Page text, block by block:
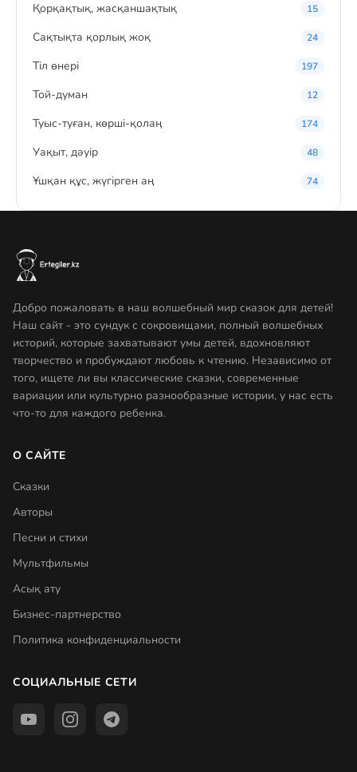
Қорқақтық, жасқаншақтық 15
Сақтықта қорлық жоқ 24
Тіл өнері 197
Той-думан 12
Туыс-туған, көрші-қолаң 174
Уақыт, дәуір 48
Ұшқан құс, жүгірген аң 74
Добро пожаловать в наш волшебный мир сказок для детей!
Наш сайт - это сундук с сокровищами, полный волшебных
историй, которые захватывают умы детей, вдохновляют
творчество и пробуждают любовь к чтению. Независимо от
того, ищете ли вы классические сказки, современные
вариации или культурно разнообразные истории, у нас есть
что-то для каждого ребенка.
О САЙТЕ
Сказки
Авторы
Песни и стихи
Мультфильмы
Асық ату
Бизнес-партнерство
Политика конфиденциальности
СОЦИАЛЬНЫЕ СЕТИ